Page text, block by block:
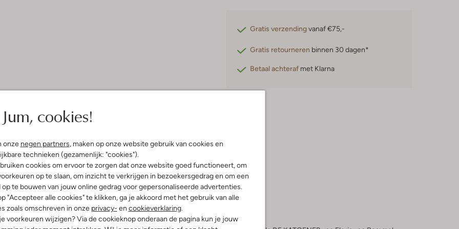
Jum, cookies!
onze negen partners, maken op onze website gebruik van cookies en
technieken (gezamenlijk: "cookies").
cookies om ervoor te zorgen dat onze website goed functioneert, om
op te slaan, om inzicht te verkrijgen in bezoekersgedrag en om een
op te bouwen van jouw online gedrag voor gepersonaliseerde advertenties.
"Accepteer alle cookies" te klikken, ga je akkoord met het gebruik van alle
zoals omschreven in onze privacy- en cookieverklaring.
voorkeuren wijzigen? Via de cookieknop onderaan de pagina kun je jouw
Gratis verzendingvanaf €75,-
Gratis retourneren binnen 30 dagen*
Betaal achteraf met Klarna
& retourneren
& Pasvorm Omschrijving